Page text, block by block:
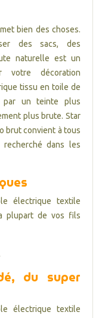
bien des choses.
des sacs, des
naturelle est un
votre décoration
tissu en toile de
un teinte plus
plus brute. Star
brut convient à tous
dans les
électrique textile
plupart de vos fils
du super
électrique textile